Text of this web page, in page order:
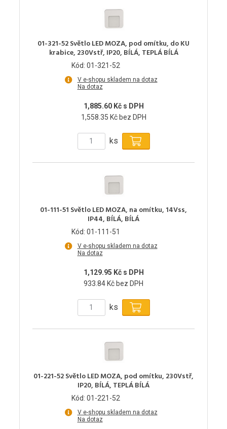
01-321-52 Světlo LED MOZA, pod omítku, do KU
krabice, 230Vstř, IP20, BÍLÁ, TEPLÁ BÍLÁ
Kód: 01-321-52
V e-shopu skladem na dotaz
Na dotaz
1,885.60 Kč s DPH
1,558.35 Kč bez DPH
ks
01-111-51 Světlo LED MOZA, na omítku, 14Vss,
IP44, BÍLÁ, BÍLÁ
Kód: 01-111-51
V e-shopu skladem na dotaz
Na dotaz
1,129.95 Kč s DPH
933.84 Kč bez DPH
ks
01-221-52 Světlo LED MOZA, pod omítku, 230Vstř,
IP20, BÍLÁ, TEPLÁ BÍLÁ
Kód: 01-221-52
V e-shopu skladem na dotaz
Na dotaz